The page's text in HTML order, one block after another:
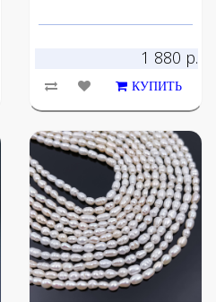
1 880 р.
КУПИТЬ